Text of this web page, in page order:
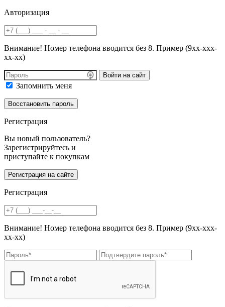
Авторизация
Внимание! Номер телефона вводится без 8. Пример (9хх-ххх-
хх-хх)
Войти на сайт
Запомнить меня
Регистрация
Вы новый пользователь?
Зарегистрируйтесь и
приступайте к покупкам
Регистрация
Внимание! Номер телефона вводится без 8. Пример (9хх-ххх-
хх-хх)